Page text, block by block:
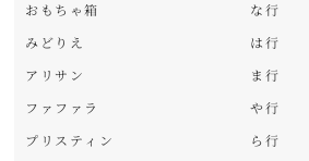
おもちゃ箱
みどりえ
アリサン
ファファラ
プリスティン
な行
は行
ま行
や行
ら行